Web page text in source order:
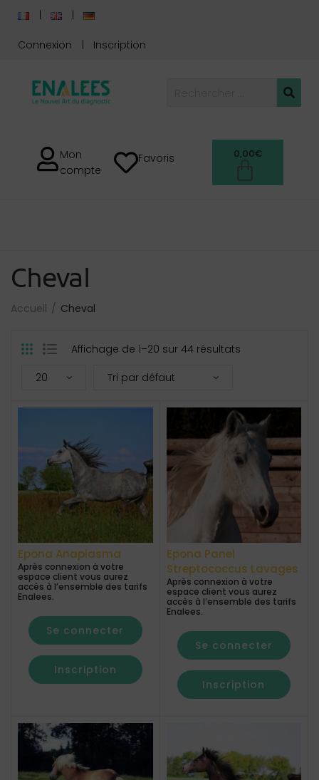
Connexion Inscription
Mon
compte
Favoris 0,00€
Cheval
Accueil Cheval
Affichage de 1–20 sur 44 résultats
Epona Anaplasma
Après connexion à votre
espace client vous aurez
accès à l’ensemble des tarifs
Enalees.
Se connecter
Inscription
Epona Panel
Streptococcus Lavages
Après connexion à votre
espace client vous aurez
accès à l’ensemble des tarifs
Enalees.
Se connecter
Inscription